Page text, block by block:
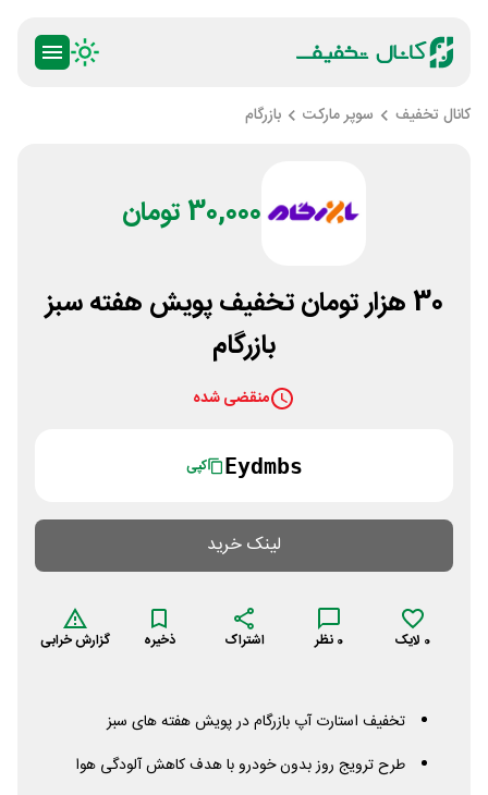
کانال تخفیف سوپر مارکت بازرگام
30,000 تومان
30 هزار تومان تخفیف پویش هفته سبز
بازرگام
منقضی شده
Eydmbs کپی
لینک خرید
0 لایک 0 نظر اشتراک ذخیره گزارش خرابی
تخفیف استارت آپ بازرگام در پویش هفته های سبز
طرح ترویج روز بدون خودرو با هدف کاهش آلودگی هوا